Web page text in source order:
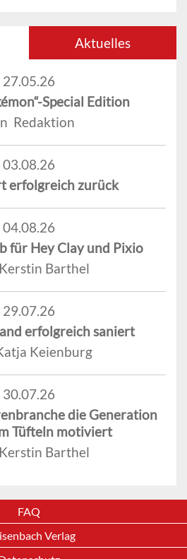
Aktuelles
27.05.26
Special Edition
Redaktion
03.08.26
erfolgreich zurück
04.08.26
für Hey Clay und Pixio
Barthel
29.07.26
erfolgreich saniert
Keienburg
30.07.26
die Generation
Tüfteln motiviert
Barthel
FAQ
Verlag